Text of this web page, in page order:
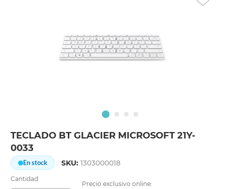
TECLADO BT GLACIER MICROSOFT 21Y-
0033
En stock SKU:1303000018
Cantidad
Precio exclusivo online: